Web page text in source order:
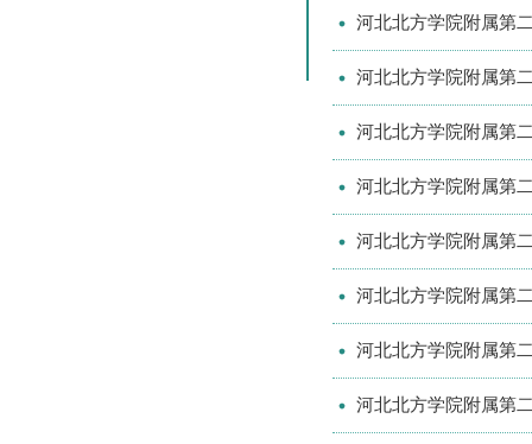
河北北方学院附属第
河北北方学院附属第
河北北方学院附属第
河北北方学院附属第
河北北方学院附属第
河北北方学院附属第
河北北方学院附属第
河北北方学院附属第